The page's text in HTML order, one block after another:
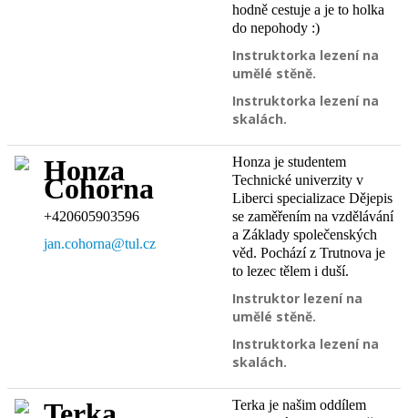
hodně cestuje a je to holka
do nepohody :)
Instruktorka lezení na
umělé stěně.
Instruktorka lezení na
skalách.
Honza
Cohorna
+420605903596
jan.cohorna@tul.cz
Honza je studentem
Technické univerzity v
Liberci specializace Dějepis
se zaměřením na vzdělávání
a Základy společenských
věd. Pochází z Trutnova je
to lezec tělem i duší.
Instruktor lezení na
umělé stěně.
Instruktorka lezení na
skalách.
Terka je našim oddílem